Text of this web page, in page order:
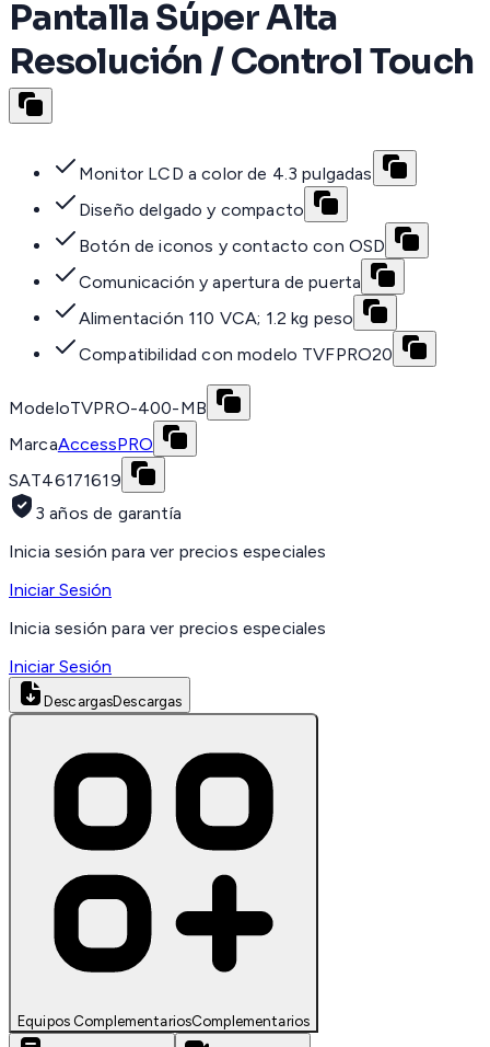
Pantalla Súper Alta
Resolución / Control Touch
Monitor LCD a color de 4.3 pulgadas
Diseño delgado y compacto
Botón de iconos y contacto con OSD
Comunicación y apertura de puerta
Alimentación 110 VCA; 1.2 kg peso
Compatibilidad con modelo TVFPRO20
ModeloTVPRO-400-MB
MarcaAccessPRO
SAT46171619
3 años de garantía
Inicia sesión para ver precios especiales
Iniciar Sesión
Inicia sesión para ver precios especiales
Iniciar Sesión
DescargasDescargas
Equipos ComplementariosComplementarios